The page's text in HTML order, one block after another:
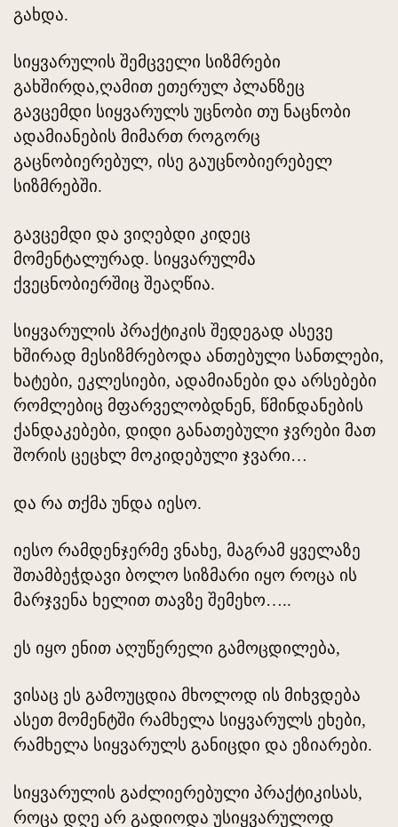
გახდა.
სიყვარულის შემცველი სიზმრები
გახშირდა,ღამით ეთერულ პლანზეც
გავცემდი სიყვარულს უცნობი თუ ნაცნობი
ადამიანების მიმართ როგორც
გაცნობიერებულ, ისე გაუცნობიერებელ
სიზმრებში.
გავცემდი და ვიღებდი კიდეც
მომენტალურად. სიყვარულმა
ქვეცნობიერშიც შეაღწია.
სიყვარულის პრაქტიკის შედეგად ასევე
ხშირად მესიზმრებოდა ანთებული სანთლები,
ხატები, ეკლესიები, ადამიანები და არსებები
რომლებიც მფარველობდნენ, წმინდანების
ქანდაკებები, დიდი განათებული ჯვრები მათ
შორის ცეცხლ მოკიდებული ჯვარი…
და რა თქმა უნდა იესო.
იესო რამდენჯერმე ვნახე, მაგრამ ყველაზე
შთამბეჭდავი ბოლო სიზმარი იყო როცა ის
მარჯვენა ხელით თავზე შემეხო…..
ეს იყო ენით აღუწერელი გამოცდილება,
ვისაც ეს გამოუცდია მხოლოდ ის მიხვდება
ასეთ მომენტში რამხელა სიყვარულს ეხები,
რამხელა სიყვარულს განიცდი და ეზიარები.
სიყვარულის გაძლიერებული პრაქტიკისას,
როცა დღე არ გადიოდა უსიყვარულოდ